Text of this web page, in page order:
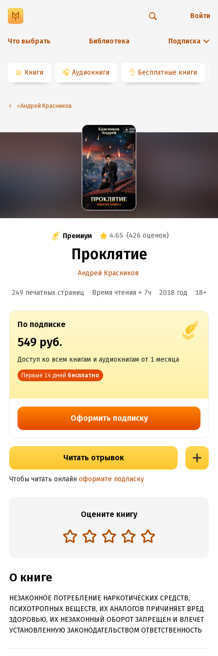
Что выбрать Библиотека Подписка
Войти
📖 Книги 🎧 Аудиокниги 👌 Бесплатные книги
⭐️Андрей Красников
Премиум 4.65 (426 оценок)
Проклятие
Андрей Красников
249 печатных страниц Время чтения ≈ 7ч 2018 год 18+
По подписке
549 руб.
Доступ ко всем книгам и аудиокнигам от 1 месяца
Первые 14 дней бесплатно
Оформить подписку
Читать отрывок
Чтобы читать онлайн оформите подписку
Оцените книгу
О книге
НЕЗАКОННОЕ ПОТРЕБЛЕНИЕ НАРКОТИЧЕСКИХ СРЕДСТВ,
ПСИХОТРОПНЫХ ВЕЩЕСТВ, ИХ АНАЛОГОВ ПРИЧИНЯЕТ ВРЕД
ЗДОРОВЬЮ, ИХ НЕЗАКОННЫЙ ОБОРОТ ЗАПРЕЩЕН И ВЛЕЧЕТ
УСТАНОВЛЕННУЮ ЗАКОНОДАТЕЛЬСТВОМ ОТВЕТСТВЕННОСТЬ